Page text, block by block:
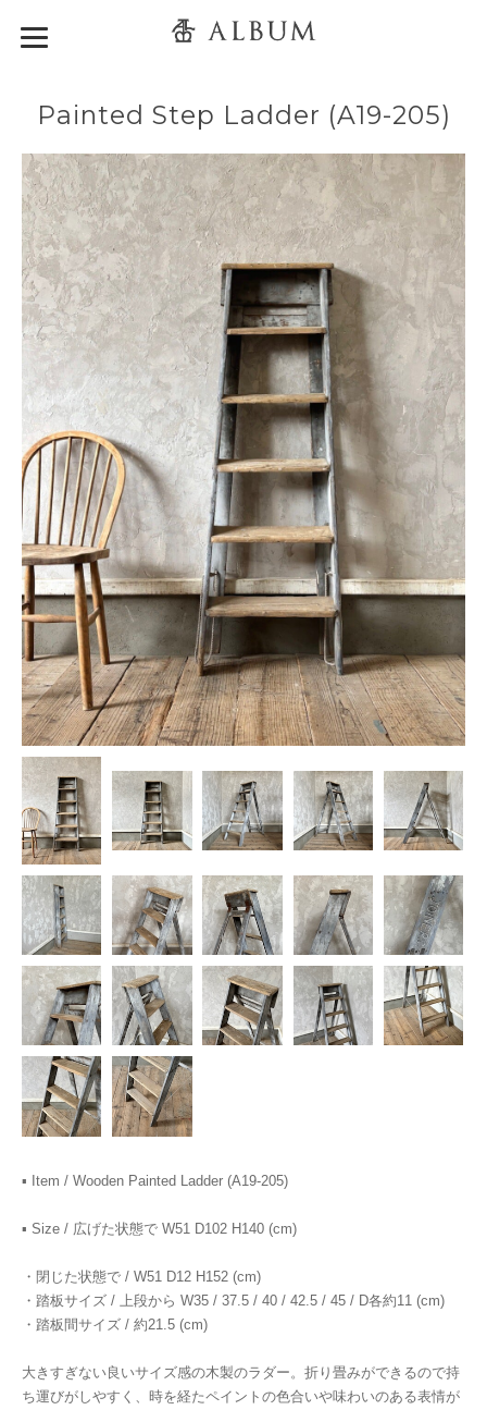
Painted Step Ladder (A19-205)
▪︎ Item / Wooden Painted Ladder (A19-205)
▪︎ Size / 広げた状態で W51 D102 H140 (cm)
・閉じた状態で / W51 D12 H152 (cm)
・踏板サイズ / 上段から W35 / 37.5 / 40 / 42.5 / 45 / D各約11 (cm)
・踏板間サイズ / 約21.5 (cm)
大きすぎない良いサイズ感の木製のラダー。折り畳みができるので持
ち運びがしやすく、時を経たペイントの色合いや味わいのある表情が